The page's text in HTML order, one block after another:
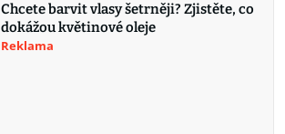
Chcete barvit vlasy šetrněji? Zjistěte, co
dokážou květinové oleje
Reklama